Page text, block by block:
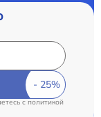
cполитикой